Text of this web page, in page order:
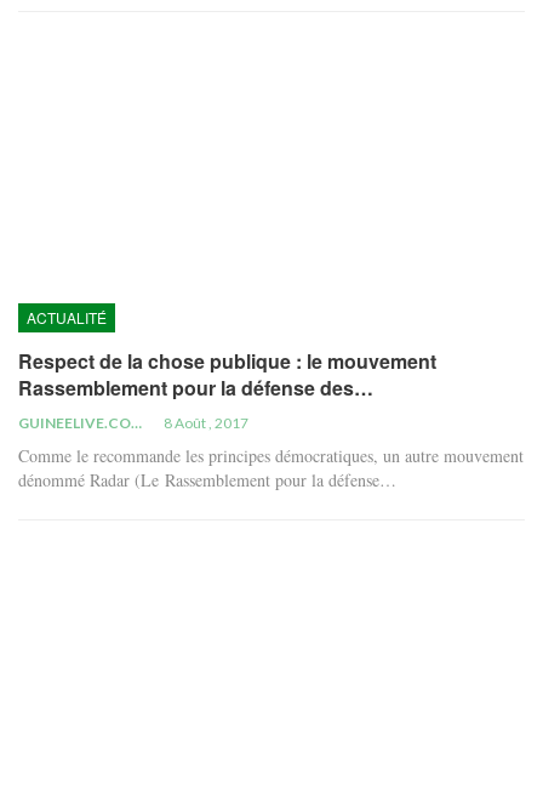
ACTUALITÉ
Respect de la chose publique : le mouvement
Rassemblement pour la défense des…
GUINEELIVE.COM 8 Août , 2017
Comme le recommande les principes démocratiques, un autre mouvement
dénommé Radar (Le Rassemblement pour la défense…